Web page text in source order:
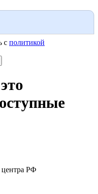
с политикой
РФ